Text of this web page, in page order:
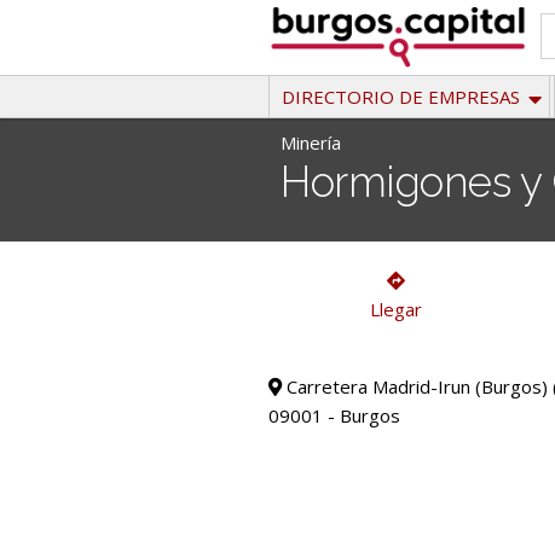
contenido
.
'
DIRECTORIO DE EMPRESAS
Minería
Hormigones y
Llegar
Carretera Madrid-Irun (Burgos)
09001 - Burgos